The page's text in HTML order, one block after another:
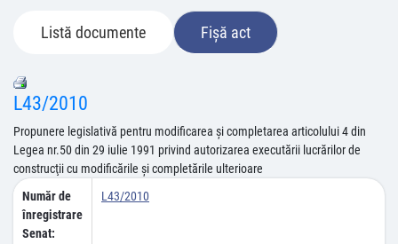
Listă documente Fișă act
L43/2010
Propunere legislativă pentru modificarea şi completarea articolului 4 din
Legea nr.50 din 29 iulie 1991 privind autorizarea executării lucrărilor de
construcţii cu modificările şi completările ulterioare
Număr de
înregistrare
Senat:
L43/2010